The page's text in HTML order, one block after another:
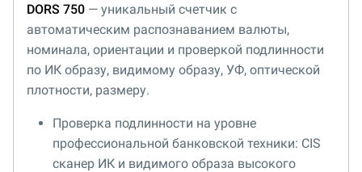
DORS 750 — уникальный счетчик с
автоматическим распознаванием валюты,
номинала, ориентации и проверкой подлинности
по ИК образу, видимому образу, УФ, оптической
плотности, размеру.
Проверка подлинности на уровне
профессиональной банковской техники: CIS
сканер ИК и видимого образа высокого